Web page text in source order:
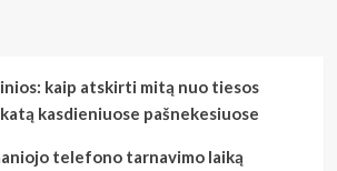
kaip atskirti mitą nuo tiesos
kasdieniuose pašnekesiuose
telefono tarnavimo laiką